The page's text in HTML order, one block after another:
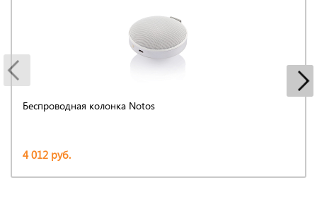
Беспроводная колонка Notos
4 012 руб.